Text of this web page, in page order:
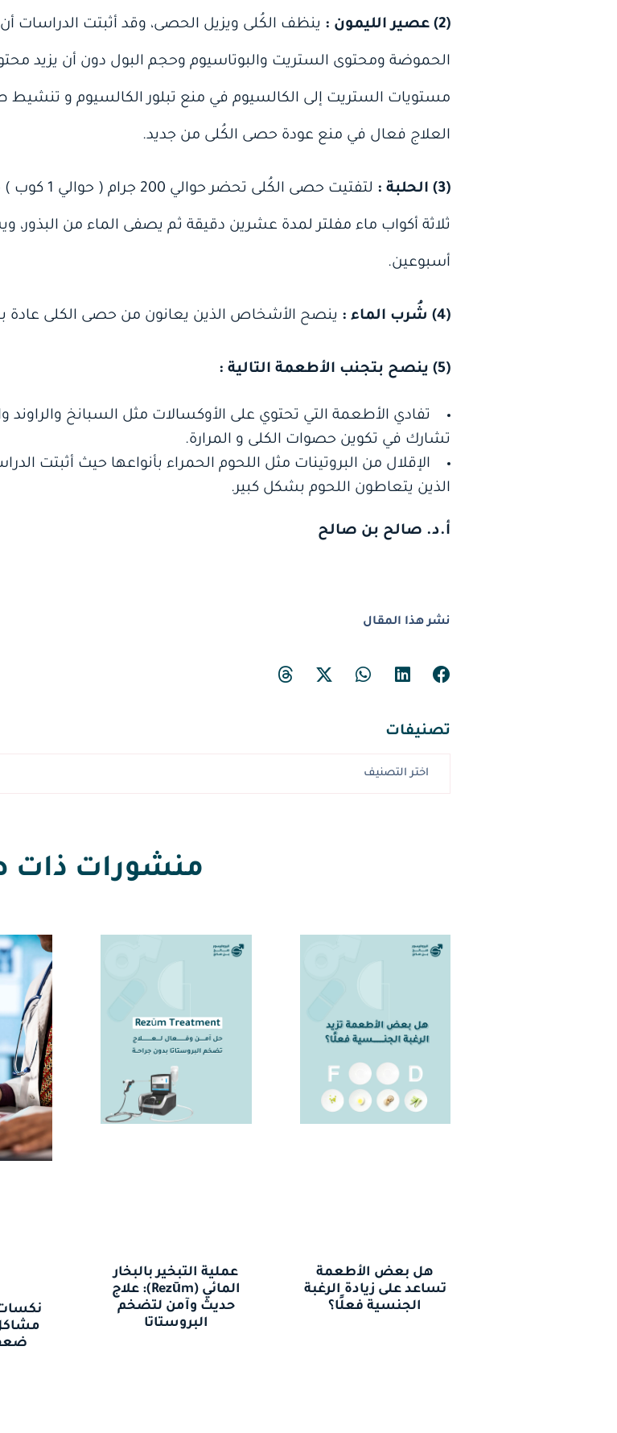
(2) عصير الليمون : ينظف الكُلى ويزيل الحصى، وقد أثبتت الدراسات
الحموضة ومحتوى الستريت والبوتاسيوم وحجم البول دون أن يزيد
مستويات الستريت إلى الكالسيوم في منع تبلور الكالسيوم و تنشيط
العلاج فعال في منع عودة حصى الكُلى من جديد.
(3) الحلبة : لتفتيت حصى
ثلاثة أكواب ماء مفلتر لمدة عشرين دقيقة ثم يصفى الماء من البذور،
أسبوعين.
(4) شُرب الماء : ينصح الأشخاص الذين يعانون من حصى الكلى عادة
(5) ينصح بتجنب الأطعمة التالية :
تفادي الأطعمة التي تحتوي على الأوكسالات مثل السبانخ والراوند
تشارك في تكوين حصوات الكلى و المرارة.
الإقلال من البروتينات مثل اللحوم الحمراء بأنواعها حيث أثبتت
الذين يتعاطون اللحوم بشكل كبير.
أ.د. صالح بن صالح
نشر هذا المقال
تصنيفات
منشورات ذات
هل بعض الأطعمة
تساعد على زيادة الرغبة
الجنسية فعلًا؟
عملية التبخير بالبخار
المائي (Rezūm): علاج
حديث وآمن لتضخم
البروستاتا